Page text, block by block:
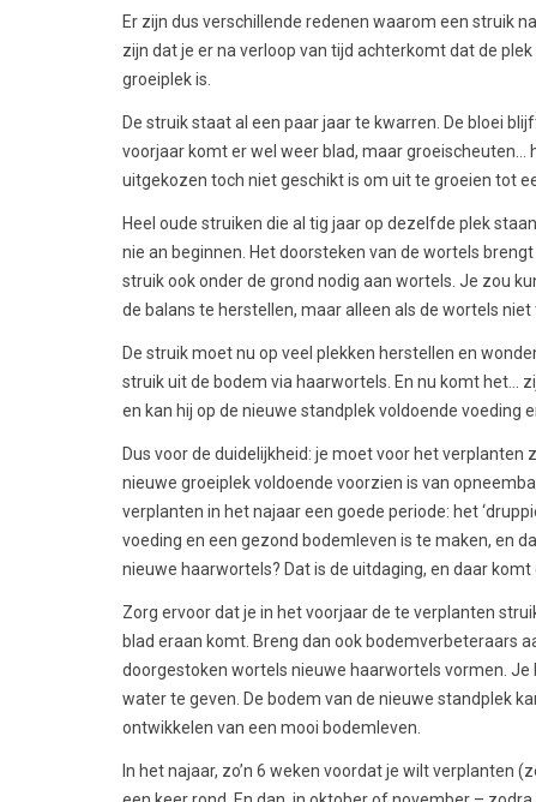
Er zijn dus verschillende redenen waarom een struik
zijn dat je er na verloop van tijd achterkomt dat de
groeiplek is.
De struik staat al een paar jaar te kwarren. De bloei
voorjaar komt er wel weer blad, maar groeischeuten…
uitgekozen toch niet geschikt is om uit te groeien tot
Heel oude struiken die al tig jaar op dezelfde plek
nie an beginnen. Het doorsteken van de wortels
struik ook onder de grond nodig aan wortels. Je zou
de balans te herstellen, maar alleen als de wortels
De struik moet nu op veel plekken herstellen en
struik uit de bodem via haarwortels. En nu komt het…
en kan hij op de nieuwe standplek voldoende voeding
Dus voor de duidelijkheid: je moet voor het
nieuwe groeiplek voldoende voorzien is van
verplanten in het najaar een goede periode: het
voeding en een gezond bodemleven is te maken, en
nieuwe haarwortels? Dat is de uitdaging, en daar komt
Zorg ervoor dat je in het voorjaar de te verplanten
blad eraan komt. Breng dan ook bodemverbeteraars
doorgestoken wortels nieuwe haarwortels vormen.
water te geven. De bodem van de nieuwe standplek
ontwikkelen van een mooi bodemleven.
In het najaar, zo’n 6 weken voordat je wilt verplanten